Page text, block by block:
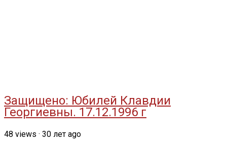
Защищено: Юбилей Клавдии
Георгиевны. 17.12.1996 г
48 views · 30 лет ago